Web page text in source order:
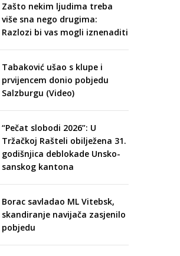
Zašto nekim ljudima treba
više sna nego drugima:
Razlozi bi vas mogli iznenaditi
Tabaković ušao s klupe i
prvijencem donio pobjedu
Salzburgu (Video)
“Pečat slobodi 2026”: U
Tržačkoj Rašteli obilježena 31.
godišnjica deblokade Unsko-
sanskog kantona
Borac savladao ML Vitebsk,
skandiranje navijača zasjenilo
pobjedu